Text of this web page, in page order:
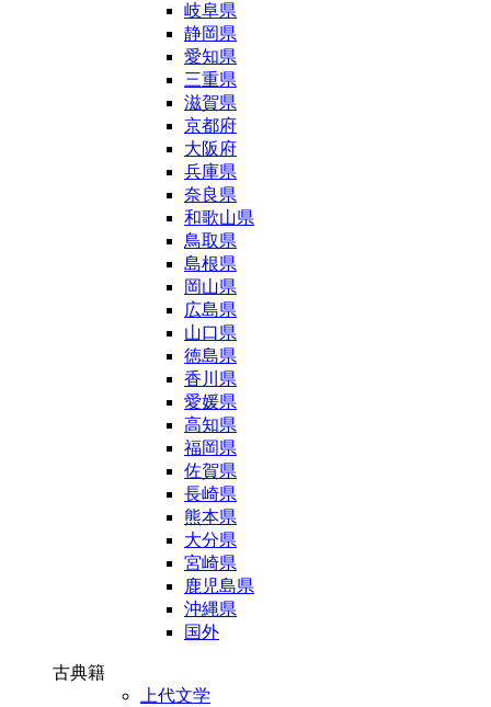
岐阜県
静岡県
愛知県
三重県
滋賀県
京都府
大阪府
兵庫県
奈良県
和歌山県
鳥取県
島根県
岡山県
広島県
山口県
徳島県
香川県
愛媛県
高知県
福岡県
佐賀県
長崎県
熊本県
大分県
宮崎県
鹿児島県
沖縄県
国外
古典籍
上代文学